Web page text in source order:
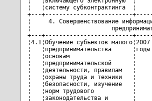
¦   ¦систему
+---+-------------------------
¦     4. Совершенствование
¦
+---+-------------------------
¦4.1¦Обучение субъектов
¦   ¦предпринимательства
¦   ¦основам                  ¦
¦   ¦предпринимательской      ¦
¦   ¦деятельности, правилам   ¦
¦   ¦охраны труда и техники   ¦
¦   ¦безопасности, изучение   ¦
¦   ¦норм трудового           ¦
¦   ¦законодательства и